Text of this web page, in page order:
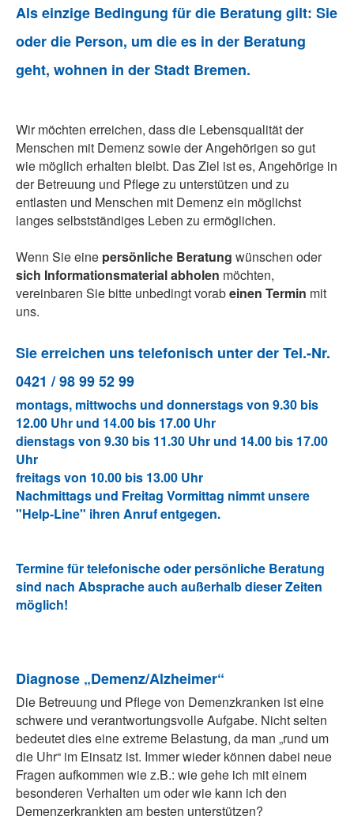
Als einzige Bedingung für die Beratung gilt: Sie
oder die Person, um die es in der Beratung
geht, wohnen in der Stadt Bremen.
Wir möchten erreichen, dass die Lebensqualität der
Menschen mit Demenz sowie der Angehörigen so gut
wie möglich erhalten bleibt. Das Ziel ist es, Angehörige in
der Betreuung und Pflege zu unterstützen und zu
entlasten und Menschen mit Demenz ein möglichst
langes selbstständiges Leben zu ermöglichen.
Wenn Sie eine persönliche Beratung wünschen oder
sich Informationsmaterial abholen möchten,
vereinbaren Sie bitte unbedingt vorabeinen Termin mit
uns.
Sie erreichen uns telefonisch unter der Tel.-Nr.
0421 / 98 99 52 99
montags, mittwochs und donnerstags von 9.30 bis
12.00 Uhr und 14.00 bis 17.00 Uhr
dienstags von 9.30 bis 11.30 Uhr und 14.00 bis 17.00
Uhr
freitags von 10.00 bis 13.00 Uhr
Nachmittags und Freitag Vormittag nimmt unsere
"Help-Line" ihren Anruf entgegen.
Termine für telefonische oder persönliche Beratung
sind nach Absprache auch außerhalb dieser Zeiten
möglich!
Diagnose „Demenz/Alzheimer“
Die Betreuung und Pflege von Demenzkranken ist eine
schwere und verantwortungsvolle Aufgabe. Nicht selten
bedeutet dies eine extreme Belastung, da man „rund um
die Uhr“ im Einsatz ist. Immer wieder können dabei neue
Fragen aufkommen wie z.B.: wie gehe ich mit einem
besonderen Verhalten um oder wie kann ich den
Demenzerkrankten am besten unterstützen?